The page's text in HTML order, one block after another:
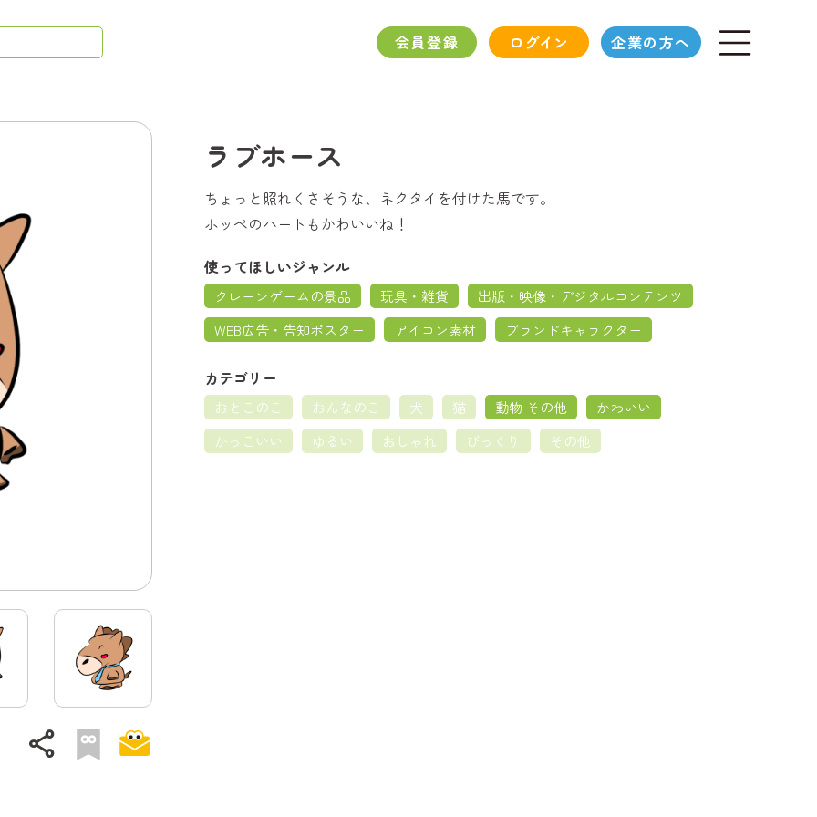
会員登録 ログイン 企業の方へ
share
ラブホース
ちょっと照れくさそうな、ネクタイを付けた馬です。
ホッペのハートもかわいいね！
使ってほしいジャンル
クレーンゲームの景品 玩具・雑貨
出版・映像・デジタルコンテンツ
WEB広告・告知ポスター
アイコン素材 ブランドキャラクター
カテゴリー
おとこのこ おんなのこ 犬 猫 動物 その他
かわいい
かっこいい
ゆるい おしゃれ びっくり その他